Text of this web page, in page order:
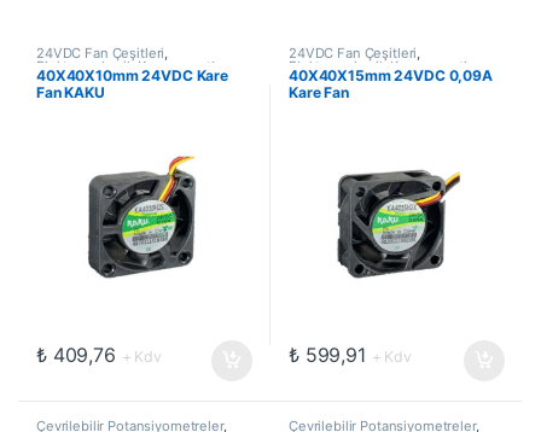
24VDC Fan Çeşitleri,
Elektromekanik Kompanentler
Fanlar
40X40X10mm 24VDC Kare
Fan KAKU
₺409,76 + Kdv
24VDC Fan Çeşitleri,
Elektromekanik Kompanentler,
Fanlar
40X40X15mm 24VDC 0,09A
Kare Fan
₺599,91 + Kdv
Çevrilebilir Potansiyometreler, Çevrilebilir Potansiyometreler,